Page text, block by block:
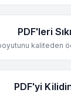
PDF'leri
kaliteden
PDF'yi